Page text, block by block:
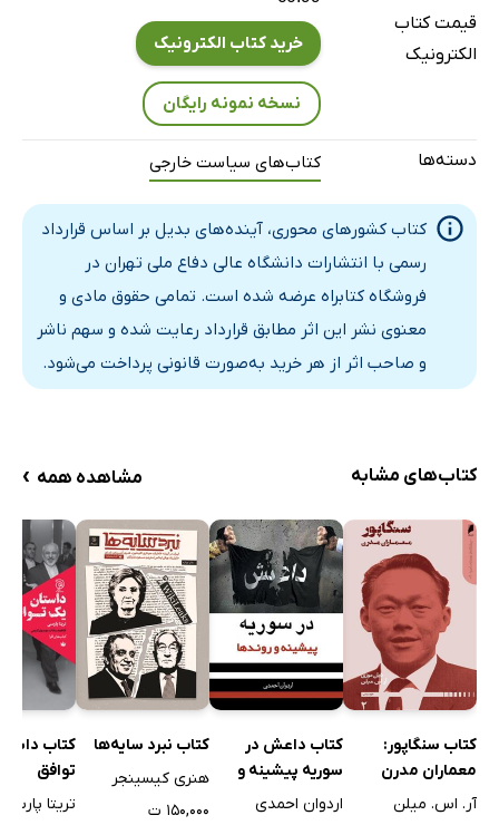
چکیده و کلیدواژه‌ها
یادداشت‌ها
قیمت کتاب
الکترونیک
خرید کتاب الکترونیک
نسخه نمونه رایگان
دسته‌ها کتاب‌های سیاست خارجی
کتاب کشورهای محوری، آینده‌های بدیل بر اساس قرارداد
رسمی با انتشارات دانشگاه عالی دفاع ملی تهران در
فروشگاه کتابراه عرضه شده است. تمامی حقوق مادی و
معنوی نشر این اثر مطابق قرارداد رعایت شده و سهم ناشر
و صاحب اثر از هر خرید به‌صورت قانونی پرداخت می‌شود.
کتاب‌های مشابه مشاهده همه ›
کتاب سنگاپور:
معماران مدرن
آر. اس. میلن
کتاب داعش در
سوریه پیشینه و
روندها
اردوان احمدی
کتاب نبرد سایه‌ها
هنری کیسینجر
۱۵۰,۰۰۰ ت
کتاب
توافق
تریتا پارسی